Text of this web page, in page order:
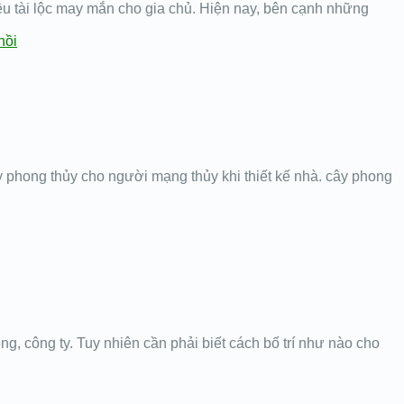
tài lộc may mắn cho gia chủ. Hiện nay, bên cạnh những
thủy cho người mạng thủy khi thiết kế nhà. cây phong
công ty. Tuy nhiên cần phải biết cách bố trí như nào cho